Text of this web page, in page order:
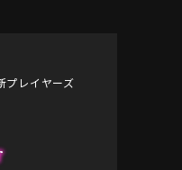
プレイヤーズ